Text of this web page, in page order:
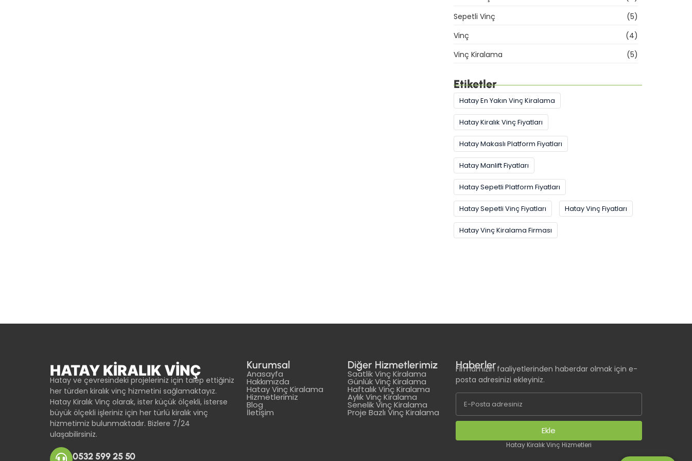
Sepetli Vinç
(5)
Vinç
(4)
Vinç Kiralama
(5)
Etiketler
Hatay En Yakın Vinç Kiralama
Hatay Kiralık Vinç Fiyatları
Hatay Makaslı Platform Fiyatları
Hatay Manlift Fiyatları
Hatay Sepetli Platform Fiyatları
Hatay Sepetli Vinç Fiyatları Hatay Vinç Fiyatları
Hatay Vinç Kiralama Firması
HATAY KIRALIK VINÇ
Hatay ve çevresindeki projeleriniz için talep ettiğiniz
her türden kiralık vinç hizmetini sağlamaktayız.
Hatay Kiralık Vinç olarak, ister küçük ölçekli, isterse
büyük ölçekli işleriniz için her türlü kiralık vinç
hizmetimiz bulunmaktadır. Bizlere 7/24
ulaşabilirsiniz.
0532 599 25 50
Kurumsal
Anasayfa
Hakkımızda
Hatay Vinç Kiralama
Hizmetlerimiz
Blog
İletişim
Diğer Hizmetlerimiz
Saatlik Vinç Kiralama
Günlük Vinç Kiralama
Haftalık Vinç Kiralama
Aylık Vinç Kiralama
Senelik Vinç Kiralama
Proje Bazlı Vinç Kiralama
Haberler
Firmamızın faaliyetlerinden haberdar olmak için e-
posta adresinizi ekleyiniz.
Ekle
Hatay Kiralık Vinç Hizmetleri